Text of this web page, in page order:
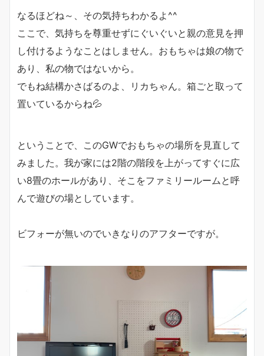
なるほどね～、その気持ちわかるよ^^
ここで、気持ちを尊重せずにぐいぐいと親の意見を押
し付けるようなことはしません。おもちゃは娘の物で
あり、私の物ではないから。
でもね結構かさばるのよ、リカちゃん。箱ごと取って
置いているからね💦
ということで、このGWでおもちゃの場所を見直して
みました。我が家には2階の階段を上がってすぐに広
い8畳のホールがあり、そこをファミリールームと呼
んで遊びの場としています。
ビフォーが無いのでいきなりのアフターですが。